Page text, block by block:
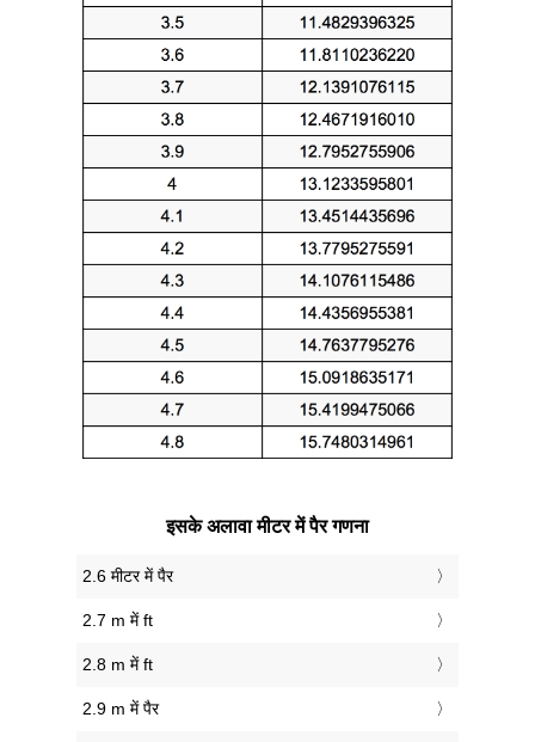
इसके अलावा मीटर में पैर गणना
2.6 मीटर में पैर
2.7 m में ft
2.8 m में ft
2.9 m में पैर